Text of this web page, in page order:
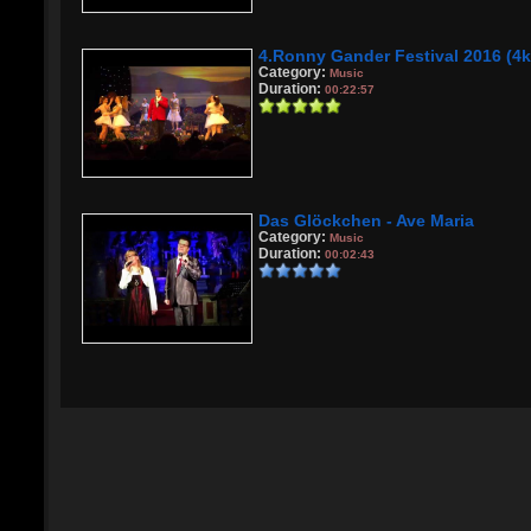
4.Ronny Gander Festival 2016
Category: Music
Duration: 00:22:57
Das Glöckchen - Ave Maria
Category: Music
Duration: 00:02:43